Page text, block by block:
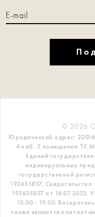
© 2026
Юридический адрес:
4 каб. 3 помещение ТС
Единый
индивидуальных
государственной
193635857.
193635857 от 14.07.2022.
10.00 - 19.00.
также являются